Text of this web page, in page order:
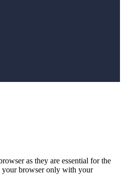
as they are essential for the
your browser only with your